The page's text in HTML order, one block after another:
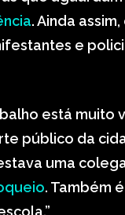
. Ainda
e
está muito
público da
uma
. Também